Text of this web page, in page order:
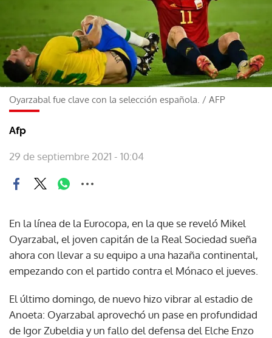
Oyarzabal fue clave con la selección española. / AFP
Afp
29 de septiembre 2021 - 10:04
En la línea de la Eurocopa, en la que se reveló Mikel
Oyarzabal, el joven capitán de la Real Sociedad sueña
ahora con llevar a su equipo a una hazaña continental,
empezando con el partido contra el Mónaco el jueves.
El último domingo, de nuevo hizo vibrar al estadio de
Anoeta: Oyarzabal aprovechó un pase en profundidad
de Igor Zubeldia y un fallo del defensa del Elche Enzo